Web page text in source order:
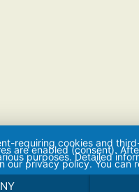
requiring cookies and
are enabled (consent).
purposes. Detailed
our privacy policy. You can